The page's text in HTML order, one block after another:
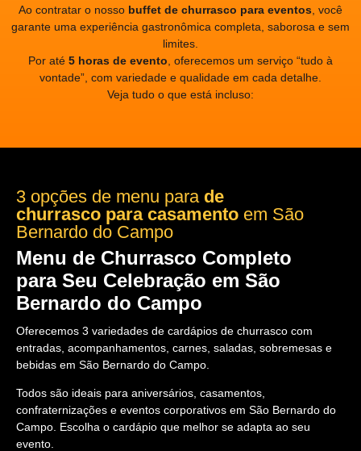
Ao contratar o nosso buffet de churrasco para eventos , você
garante uma experiência gastronômica completa, saborosa e sem
limites.
Por até 5 horas de evento , oferecemos um serviço “tudo à
vontade”, com variedade e qualidade em cada detalhe.
Veja tudo o que está incluso:
3 opções de menu para de
churrasco para casamento em São
Bernardo do Campo
Menu de Churrasco Completo
para Seu Celebração em São
Bernardo do Campo
Oferecemos 3 variedades de cardápios de churrasco com
entradas, acompanhamentos, carnes, saladas, sobremesas e
bebidas em São Bernardo do Campo.
Todos são ideais para aniversários, casamentos,
confraternizações e eventos corporativos em São Bernardo do
Campo. Escolha o cardápio que melhor se adapta ao seu
evento.